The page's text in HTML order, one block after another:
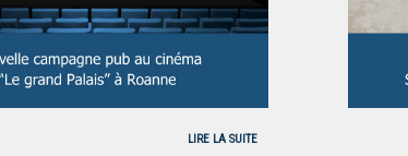
LIRE LA SUITE